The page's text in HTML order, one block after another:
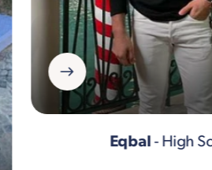
Eqbal- High